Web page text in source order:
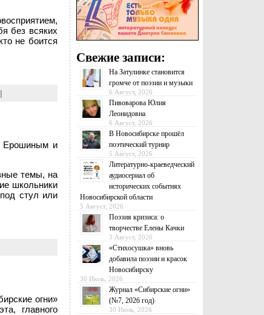
без всяких
не боится
Ерошиным и
темы, на
школьники
стул или
огни»
главного
Свежие записи:
На Затулинке становится
громче от поэзии и музыки
6 Август, 2026
Пивоварова Юлия
Леонидовна
6 Август, 2026
В Новосибирске прошёл
поэтический турнир
5 Август, 2026
Литературно-краеведческий
аудиосериал об
исторических событиях
Новосибирской области
5 Август, 2026
Поэзия кризиса: о
творчестве Елены Качки
3 Август, 2026
«Стихосушка» вновь
добавила поэзии и красок
Новосибирску
30 Июль, 2026
Журнал «Сибирские огни»
(№7, 2026 год)
30 Июль, 2026